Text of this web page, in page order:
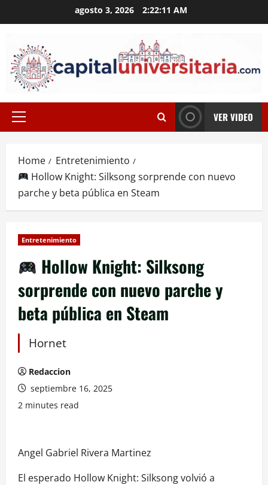
to
agosto 3, 2026 2:22:12 AM
Primary
VER VIDEO
Home
Entretenimiento
Hollow Knight: Silksong sorprende con nuevo
parche y beta pública en Steam
Entretenimiento
Hollow Knight: Silksong
sorprende con nuevo parche y
beta pública en Steam
Hornet
Redaccion
septiembre 16, 2025
2 minutes read
Angel Gabriel Rivera Martinez
El esperado Hollow Knight: Silksong volvió a